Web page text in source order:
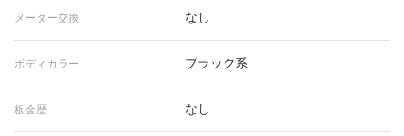
メーター交換 なし
ボディカラー ブラック系
板金歴 なし